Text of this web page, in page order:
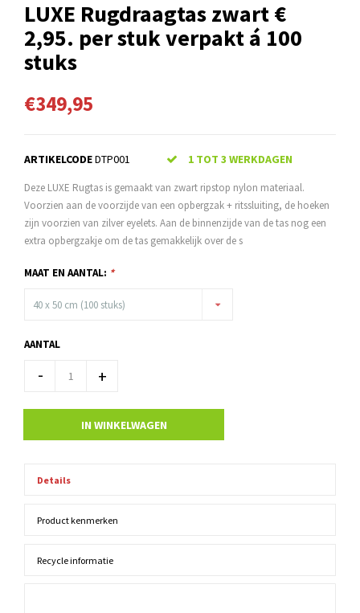
LUXE Rugdraagtas zwart €
2,95. per stuk verpakt á 100
stuks
€349,95
ARTIKELCODEDTP001 1 TOT 3 WERKDAGEN
Deze LUXE Rugtas is gemaakt van zwart ripstop nylon materiaal.
Voorzien aan de voorzijde van een opbergzak + ritssluiting, de hoeken
zijn voorzien van zilver eyelets. Aan de binnenzijde van de tas nog een
extra opbergzakje om de tas gemakkelijk over de s
MAAT EN AANTAL: *
40 x 50 cm (100 stuks)
AANTAL
- +
IN WINKELWAGEN
Details
Product kenmerken
Recycle informatie